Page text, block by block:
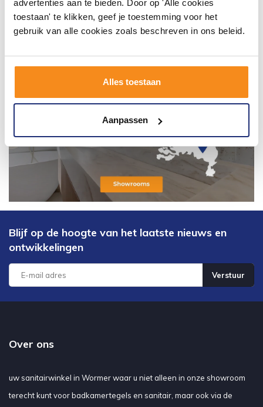
advertenties aan te bieden. Door op 'Alle cookies
toestaan' te klikken, geef je toestemming voor het
gebruik van alle cookies zoals beschreven in ons beleid.
Alles toestaan
Aanpassen
Blijf op de hoogte van het laatste nieuws en
ontwikkelingen
Verstuur
Over ons
uw sanitairwinkel in Wormer waar u niet alleen in onze showroom
terecht kunt voor badkamertegels en sanitair, maar ook via de